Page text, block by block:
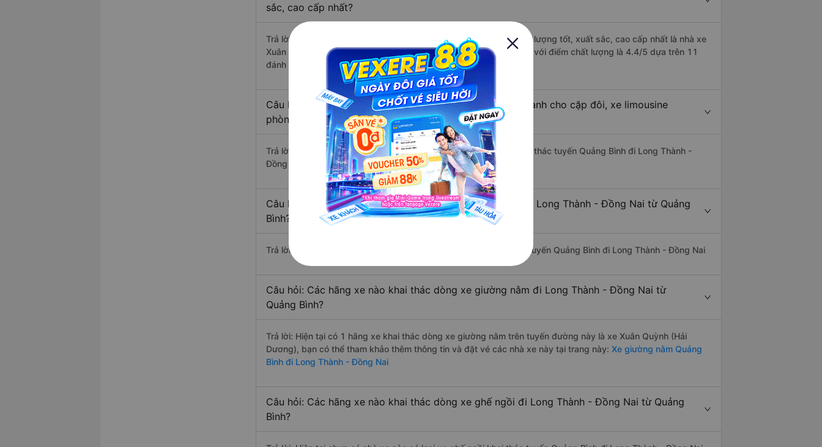
sắc, cao cấp nhất?
Trả lời: Những hãng xe đi Quảng Bình Long Thành - Đồng Nai chất lượng tốt, xuất sắc, cao cấp nhất là nhà xe
Xuân Quỳnh (Hải Dương) đi Long Thành - Đồng Nai từ Quảng Bình với điểm chất lượng là 4.4/5 dựa trên 11
đánh giá của khách hàng).
Câu hỏi: Có loại xe Quảng Bình Long Thành - Đồng Nai dành cho cặp đôi, xe limousine
phòng đôi không?
Trả lời: Hiện tại chưa có nhà xe nào có loại xe giường nằm đôi khai thác tuyến Quảng Bình đi Long Thành -
Đồng Nai.
Câu hỏi: Các hãng xe nào khai thác dòng xe Limousine đi Long Thành - Đồng Nai từ Quảng
Bình?
Trả lời: Hiện tại chưa có nhà xe nào có loại xe limousine khai thác tuyến Quảng Bình đi Long Thành - Đồng Nai
Câu hỏi: Các hãng xe nào khai thác dòng xe giường nằm đi Long Thành - Đồng Nai từ
Quảng Bình?
Trả lời: Hiện tại có 1 hãng xe khai thác dòng xe giường nằm trên tuyến đường này là xe Xuân Quỳnh (Hải
Dương), bạn có thể tham khảo thêm thông tin và đặt vé các nhà xe này tại trang này: Xe giường nằm Quảng
Bình đi Long Thành - Đồng Nai
Câu hỏi: Các hãng xe nào khai thác dòng xe ghế ngồi đi Long Thành - Đồng Nai từ Quảng
Bình?